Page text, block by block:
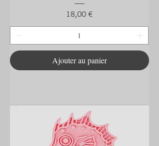
Prix
18,00 €
Ajouter au panier